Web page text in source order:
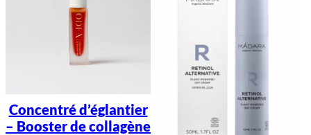
Concentré d’églantier
– Booster de collagène